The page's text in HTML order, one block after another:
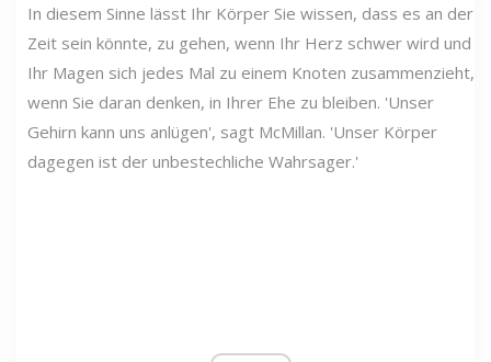
In diesem Sinne lässt Ihr Körper Sie wissen, dass es an der
Zeit sein könnte, zu gehen, wenn Ihr Herz schwer wird und
Ihr Magen sich jedes Mal zu einem Knoten zusammenzieht,
wenn Sie daran denken, in Ihrer Ehe zu bleiben. 'Unser
Gehirn kann uns anlügen', sagt McMillan. 'Unser Körper
dagegen ist der unbestechliche Wahrsager.'